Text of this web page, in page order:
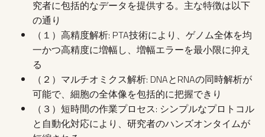
究者に包括的なデータを提供する。主な特徴は以下
の通り
（１）高精度解析: PTA技術により、ゲノム全体を均
一かつ高精度に増幅し、増幅エラーを最小限に抑え
る
（２）マルチオミクス解析: DNAとRNAの同時解析が
可能で、細胞の全体像を包括的に把握できり
（３）短時間の作業プロセス: シンプルなプロトコル
と自動化対応により、研究者のハンズオンタイムが